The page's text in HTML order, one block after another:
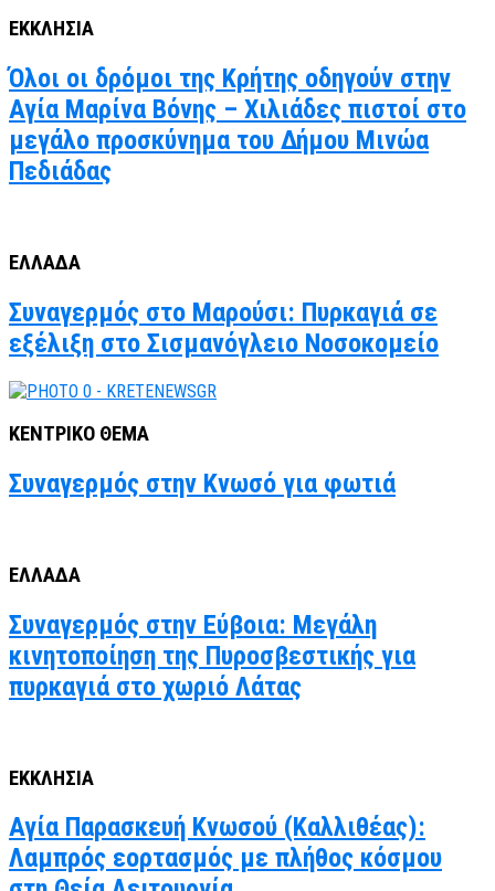
ΕΚΚΛΗΣΙΑ
Όλοι οι δρόμοι της Κρήτης οδηγούν στην
Αγία Μαρίνα Βόνης – Χιλιάδες πιστοί στο
μεγάλο προσκύνημα του Δήμου Μινώα
Πεδιάδας
ΕΛΛΑΔΑ
Συναγερμός στο Μαρούσι: Πυρκαγιά σε
εξέλιξη στο Σισμανόγλειο Νοσοκομείο
ΚΕΝΤΡΙΚΟ ΘΕΜΑ
Συναγερμός στην Κνωσό για φωτιά
ΕΛΛΑΔΑ
Συναγερμός στην Εύβοια: Μεγάλη
κινητοποίηση της Πυροσβεστικής για
πυρκαγιά στο χωριό Λάτας
ΕΚΚΛΗΣΙΑ
Αγία Παρασκευή Κνωσού (Καλλιθέας):
Λαμπρός εορτασμός με πλήθος κόσμου